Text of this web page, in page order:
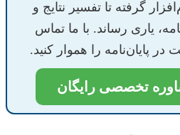
گرفته تا تفسیر نتایج و
یاری رساند. با ما تماس
در پایان‌نامه را هموار کنید.
تخصصی رایگان